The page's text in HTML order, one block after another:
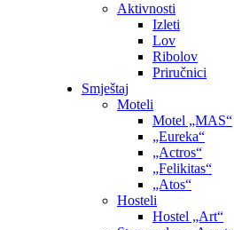
Aktivnosti
Izleti
Lov
Ribolov
Priručnici
Smještaj
Moteli
Motel „MAS“
„Eureka“
„Actros“
„Felikitas“
„Atos“
Hosteli
Hostel „Art“